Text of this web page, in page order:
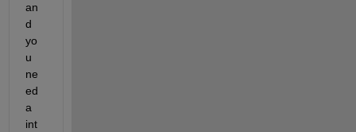
an
d
yo
u
ne
ed
a
int